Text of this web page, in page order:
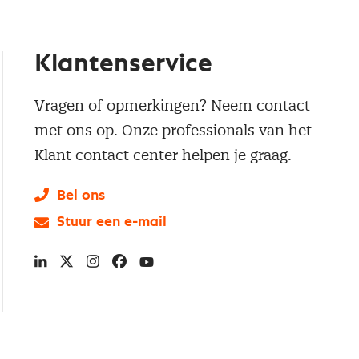
Klantenservice
Vragen of opmerkingen? Neem contact
met ons op. Onze professionals van het
Klant contact center helpen je graag.
Bel ons
Stuur een e-mail
LinkedIn
X Instagram
Facebook
YouTube